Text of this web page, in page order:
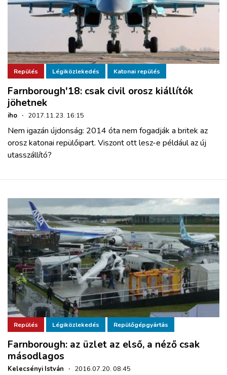
Repülés Légiközlekedés Katonai repülés
Farnborough'18: csak civil orosz kiállítók
jöhetnek
iho · 2017.11.23. 16:15
Nem igazán újdonság: 2014 óta nem fogadják a britek az
orosz katonai repülőipart. Viszont ott lesz-e például az új
utasszállító?
Repülés Légiközlekedés Repülőgépgyártás
Farnborough: az üzlet az első, a néző csak
másodlagos
Kelecsényi István · 2016.07.20. 08:45